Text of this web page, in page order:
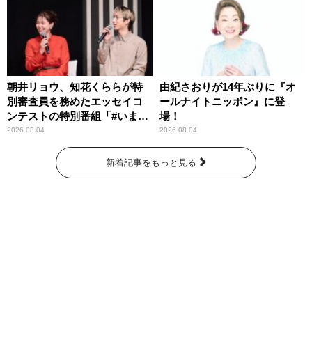
朝井リョウ、知花くららが特
別審査員を務めたエッセイコ
ンテストの特別番組「#いまあ
なたに伝えたいこと」
2026.08.04
由紀さおりが14年ぶりに『オ
ールナイトニッポン』に登
場！
2026.08.04
新着記事をもっと見る